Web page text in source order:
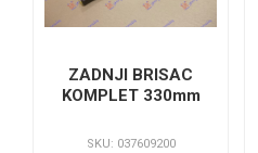
ZADNJI BRISAC
KOMPLET 330mm
SKU: 037609200